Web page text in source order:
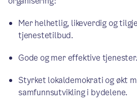
Mer helhetlig, likeverdig og
tjenestetilbud.
Gode og mer effektive tjenester.
Styrket lokaldemokrati og økt
samfunnsutvikling i bydelene.